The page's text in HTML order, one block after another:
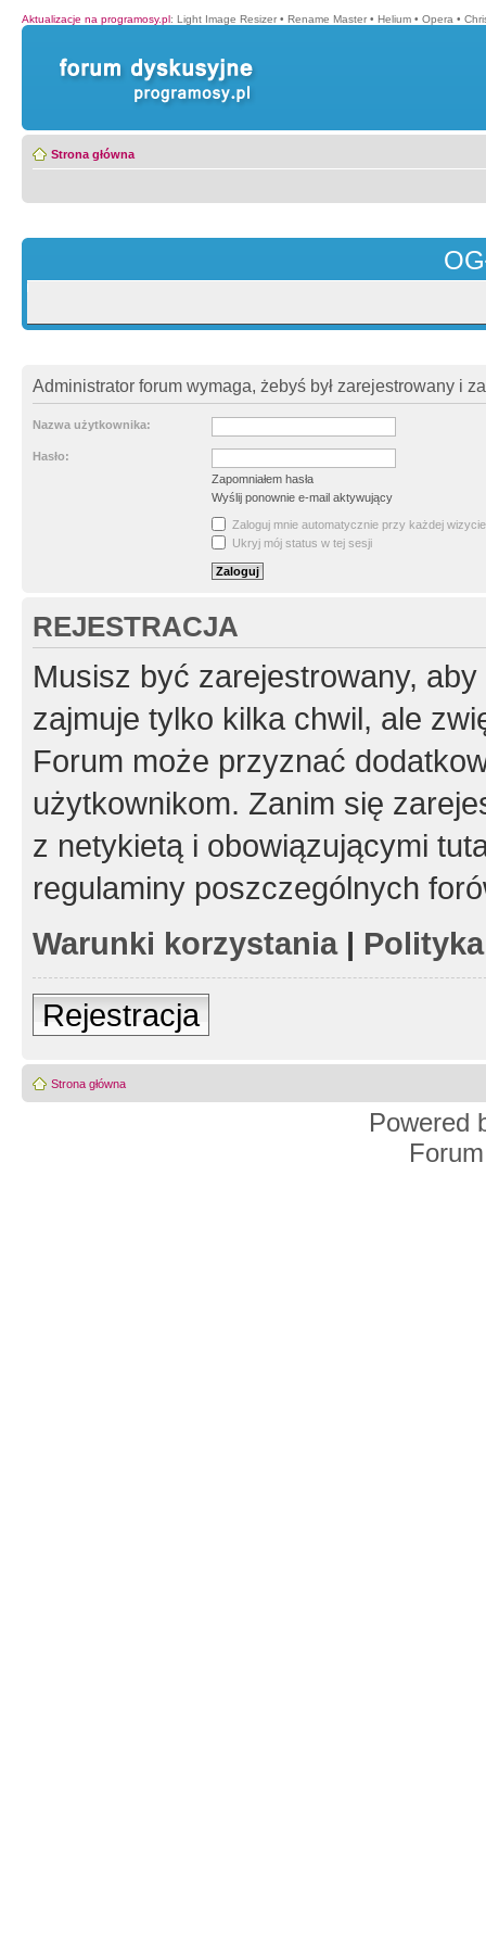
Aktualizacje na programosy.pl: Light Image Resizer • Rename Master • Helium • Opera •
Strona główna
Administrator forum wymaga, żebyś był zarejestrowany i
Nazwa użytkownika:
Hasło:
Zapomniałem hasła
Wyślij ponownie e-mail aktywujący
Zaloguj mnie automatycznie przy każdej wizycie
Ukryj mój status w tej sesji
REJESTRACJA
Musisz być zarejestrowany,
zajmuje tylko kilka chwil, ale
Forum może przyznać
użytkownikom. Zanim się
z netykietą i obowiązującymi
regulaminy poszczególnych
Warunki korzystania|
Rejestracja
Strona główna
Powered